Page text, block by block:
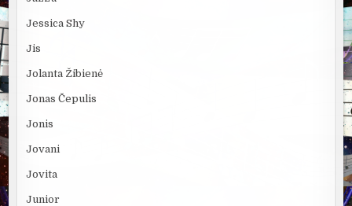
Jessica Shy
Jis
Jolanta Žibienė
Jonas Čepulis
Jonis
Jovani
Jovita
Junior